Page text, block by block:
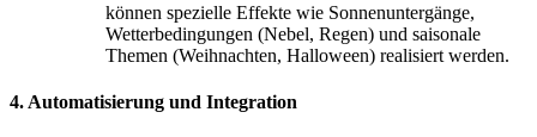
können spezielle Effekte wie Sonnenuntergänge,
Wetterbedingungen (Nebel, Regen) und saisonale
Themen (Weihnachten, Halloween) realisiert werden.
4.Automatisierung und Integration